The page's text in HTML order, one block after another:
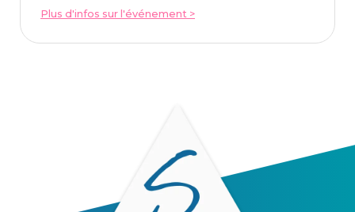
Plus d'infos sur l'événement >